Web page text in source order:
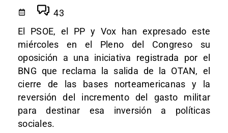
43
El PSOE, el PP y Vox han expresado este
miércoles en el Pleno del Congreso su
oposición a una iniciativa registrada por el
BNG que reclama la salida de la OTAN, el
cierre de las bases norteamericanas y la
reversión del incremento del gasto militar
para destinar esa inversión a políticas
sociales.